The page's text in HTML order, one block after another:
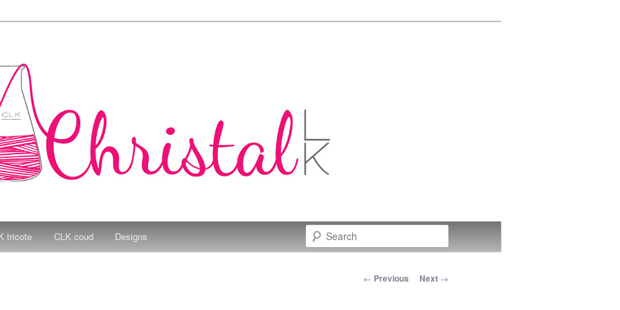
tricote CLK coud Designs
Post navigation
← Previous Next →